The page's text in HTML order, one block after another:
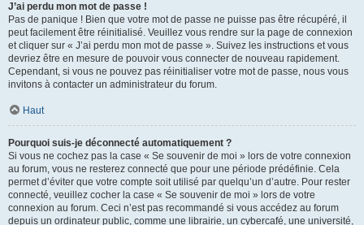
J’ai perdu mon mot de passe !
Pas de panique ! Bien que votre mot de passe ne puisse pas être récupéré, il
peut facilement être réinitialisé. Veuillez vous rendre sur la page de connexion
et cliquer sur « J’ai perdu mon mot de passe ». Suivez les instructions et vous
devriez être en mesure de pouvoir vous connecter de nouveau rapidement.
Cependant, si vous ne pouvez pas réinitialiser votre mot de passe, nous vous
invitons à contacter un administrateur du forum.
Haut
Pourquoi suis-je déconnecté automatiquement ?
Si vous ne cochez pas la case « Se souvenir de moi » lors de votre connexion
au forum, vous ne resterez connecté que pour une période prédéfinie. Cela
permet d’éviter que votre compte soit utilisé par quelqu’un d’autre. Pour rester
connecté, veuillez cocher la case « Se souvenir de moi » lors de votre
connexion au forum. Ceci n’est pas recommandé si vous accédez au forum
depuis un ordinateur public, comme une librairie, un cybercafé, une université,